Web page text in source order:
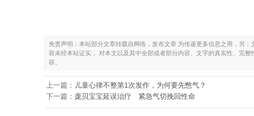
免责声明：本站部分文章转载自网络，发布文章 为传递更多信息之用，另
容未经本站证实， 对本文以及其中全部或者部分内容、文字的真实性、完
容。
上一篇： 儿童心律不整第1次发作，为何要先憋气？
下一篇： 庞贝宝宝延误治疗 紧急气切挽回性命